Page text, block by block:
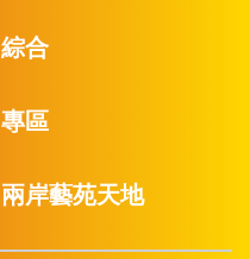
綜合
專區
兩岸藝苑天地